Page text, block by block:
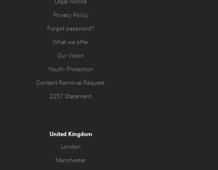
Legal Notice
Privacy Policy
Forgot password?
What we offer
Our Vision
Youth- Protection
Content Removal Request
2257 Statement
United Kingdom
London
Manchester